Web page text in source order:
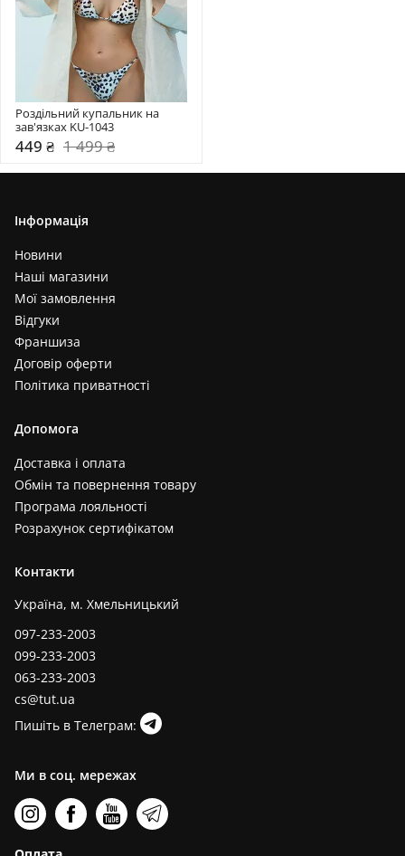
Роздільний купальник на
зав'язках KU-1043
449 ₴ 1 499 ₴
Інформація
Новини
Наші магазини
Мої замовлення
Відгуки
Франшиза
Договір оферти
Політика приватності
Допомога
Доставка і оплата
Обмін та повернення товару
Програма лояльності
Розрахунок сертифікатом
Контакти
Україна, м. Хмельницький
097-233-2003
099-233-2003
063-233-2003
cs@tut.ua
Пишіть в Телеграм:
Ми в соц. мережах